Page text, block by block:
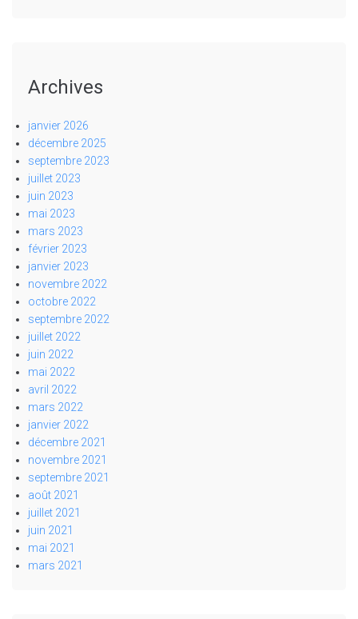
Archives
janvier 2026
décembre 2025
septembre 2023
juillet 2023
juin 2023
mai 2023
mars 2023
février 2023
janvier 2023
novembre 2022
octobre 2022
septembre 2022
juillet 2022
juin 2022
mai 2022
avril 2022
mars 2022
janvier 2022
décembre 2021
novembre 2021
septembre 2021
août 2021
juillet 2021
juin 2021
mai 2021
mars 2021